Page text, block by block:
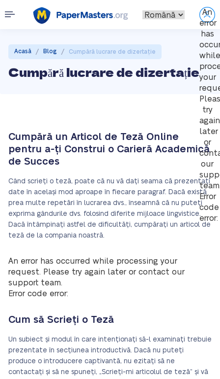
An
error
has
while
your
try
again
later
or
our
Error
code
error:
Acasă / Blog / Cumpără lucrare de dizertație
Cumpără lucrare de dizertație
Cumpără un Articol de Teză Online
pentru a-ți Construi o Carieră Academică
de Succes
Când scrieți o teză, poate că nu vă dați seama că prezentați
date în același mod aproape în fiecare paragraf. Dacă există
prea multe repetări în lucrarea dvs., înseamnă că nu puteți
exprima gândurile dvs. folosind diferite mijloace lingvistice.
Dacă întâmpinați astfel de dificultăți, cumpărați un articol de
teză de la compania noastră.
An error has occurred while processing your
request. Please try again later or contact our
support team.
Error code error:
Cum să Scrieți o Teză
Un subiect și modul în care intenționați să-l examinați trebuie
prezentate în secțiunea introductivă. Dacă nu puteți
produce o introducere captivantă, nu ezitați să ne
contactați și să ne spuneți, „Scrieți-mi articolul de teză” și vă